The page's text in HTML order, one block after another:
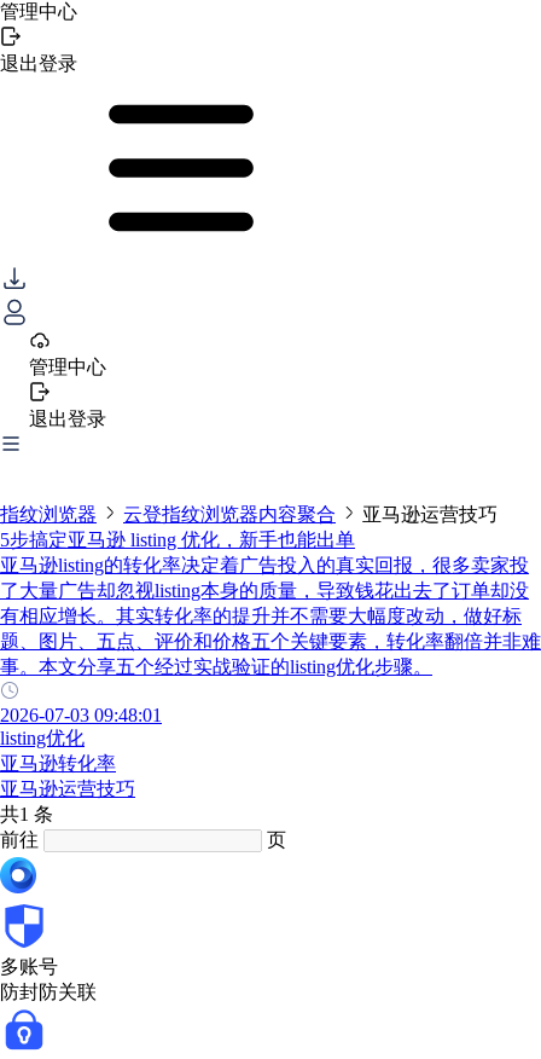
管理中心
退出登录
管理中心
退出登录
指纹浏览器 云登指纹浏览器内容聚合
亚马逊运营技巧
5步搞定亚马逊 listing 优化，新手也能出单
亚马逊listing的转化率决定着广告投入的真实回报，很多卖家投
了大量广告却忽视listing本身的质量，导致钱花出去了订单却没
有相应增长。其实转化率的提升并不需要大幅度改动，做好标
题、图片、五点、评价和价格五个关键要素，转化率翻倍并非难
事。本文分享五个经过实战验证的listing优化步骤。
2026-07-03 09:48:01
listing优化
亚马逊转化率
亚马逊运营技巧
共1 条
前往
页
多账号
防封防关联